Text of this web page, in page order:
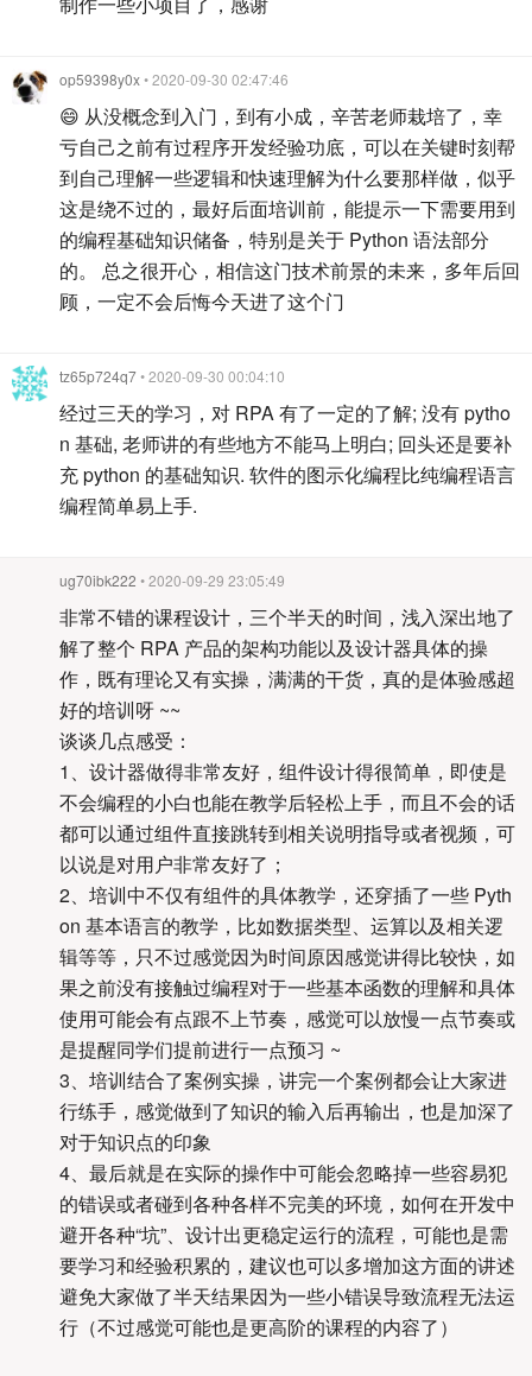
op59398y0x• 2020-09-30 02:47:46
😄 从没概念到入门，到有小成，辛苦老师栽培了，幸
亏自己之前有过程序开发经验功底，可以在关键时刻帮
到自己理解一些逻辑和快速理解为什么要那样做，似乎
这是绕不过的，最好后面培训前，能提示一下需要用到
的编程基础知识储备，特别是关于 Python 语法部分
的。 总之很开心，相信这门技术前景的未来，多年后回
顾，一定不会后悔今天进了这个门
tz65p724q7• 2020-09-30 00:04:10
经过三天的学习，对 RPA 有了一定的了解; 没有 pytho
n 基础, 老师讲的有些地方不能马上明白; 回头还是要补
充 python 的基础知识. 软件的图示化编程比纯编程语言
编程简单易上手.
ug70ibk222 • 2020-09-29 23:05:49
非常不错的课程设计，三个半天的时间，浅入深出地了
解了整个 RPA 产品的架构功能以及设计器具体的操
作，既有理论又有实操，满满的干货，真的是体验感超
好的培训呀 ~~
谈谈几点感受：
1、设计器做得非常友好，组件设计得很简单，即使是
不会编程的小白也能在教学后轻松上手，而且不会的话
都可以通过组件直接跳转到相关说明指导或者视频，可
以说是对用户非常友好了；
2、培训中不仅有组件的具体教学，还穿插了一些 Pyth
on 基本语言的教学，比如数据类型、运算以及相关逻
辑等等，只不过感觉因为时间原因感觉讲得比较快，如
果之前没有接触过编程对于一些基本函数的理解和具体
使用可能会有点跟不上节奏，感觉可以放慢一点节奏或
是提醒同学们提前进行一点预习 ~
3、培训结合了案例实操，讲完一个案例都会让大家进
行练手，感觉做到了知识的输入后再输出，也是加深了
对于知识点的印象
4、最后就是在实际的操作中可能会忽略掉一些容易犯
的错误或者碰到各种各样不完美的环境，如何在开发中
避开各种“坑”、设计出更稳定运行的流程，可能也是需
要学习和经验积累的，建议也可以多增加这方面的讲述
避免大家做了半天结果因为一些小错误导致流程无法运
行（不过感觉可能也是更高阶的课程的内容了）